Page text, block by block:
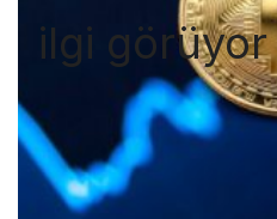
ilgi görüyor